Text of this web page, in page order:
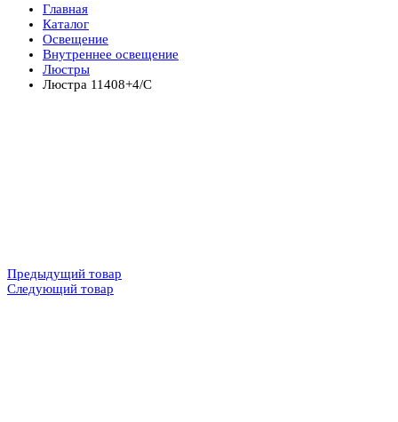
Главная
Каталог
Освещение
Внутреннее освещение
Люстры
Люстра 11408+4/C
Предыдущий товар
Следующий товар